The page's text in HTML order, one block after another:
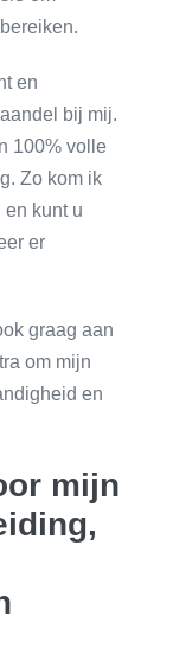
en
bij mij.
100% volle
Zo kom ik
kunt u
er
graag aan
om mijn
en
mijn